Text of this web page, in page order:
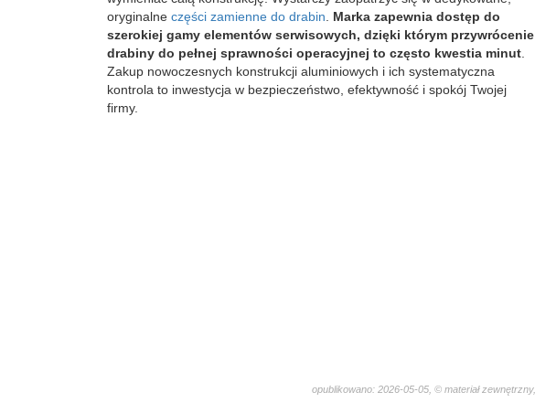
oryginalne części zamienne do drabin
Marka zapewnia dostęp do
szerokiej gamy elementów serwisowych, dzięki którym przywrócenie
drabiny do pełnej sprawności operacyjnej to często kwestia minut
Zakup nowoczesnych konstrukcji aluminiowych i ich systematyczna
kontrola to inwestycja w bezpieczeństwo, efektywność i spokój Twojej
firmy.
opublikowano: 2026-05-05, © materiał zewnętrzny,